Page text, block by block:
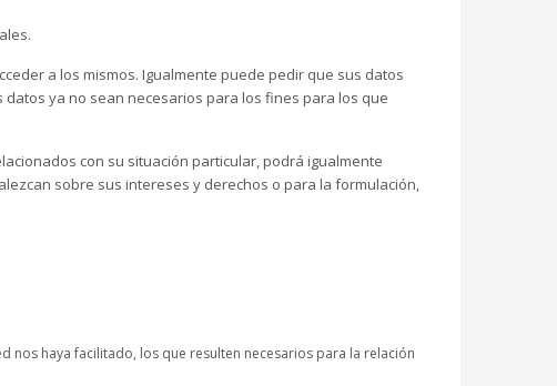
a los mismos. Igualmente puede pedir que sus datos
ya no sean necesarios para los fines para los que
con su situación particular, podrá igualmente
sobre sus intereses y derechos o para la formulación,
nos haya facilitado, los que resulten necesarios para la relación